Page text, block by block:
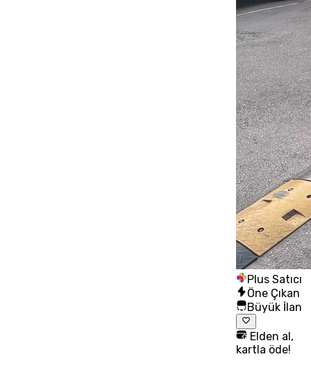
Plus Satıcı
Öne Çıkan
Büyük İlan
Elden al,
kartla öde!